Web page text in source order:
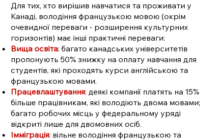
Для тих, хто вирішив навчатися та проживати у
Канаді, володіння французькою мовою (окрім
очевидної переваги - розширення культурних
горизонтів) має інші практичні переваги:
Вища освіта: багато канадських університетів
пропонують 50% знижку на оплату навчання для
студентів, які проходять курси англійською та
французькою мовами.
Працевлаштування: деякі компанії платять на 15%
більше працівникам, які володіють двома мовами;
багато робочих місць у федеральному уряді
відкриті лише для двомовних осіб.
Імміграція: вільне володіння французькою та